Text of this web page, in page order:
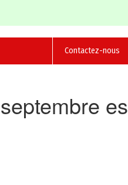
Contactez-nous